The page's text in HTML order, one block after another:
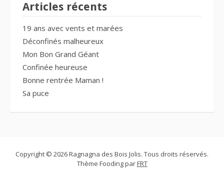
Articles récents
19 ans avec vents et marées
Déconfinés malheureux
Mon Bon Grand Géant
Confinée heureuse
Bonne rentrée Maman !
Sa puce
Copyright © 2026 Ragnagna des Bois Jolis. Tous droits réservés.
Thème Fooding parFRT